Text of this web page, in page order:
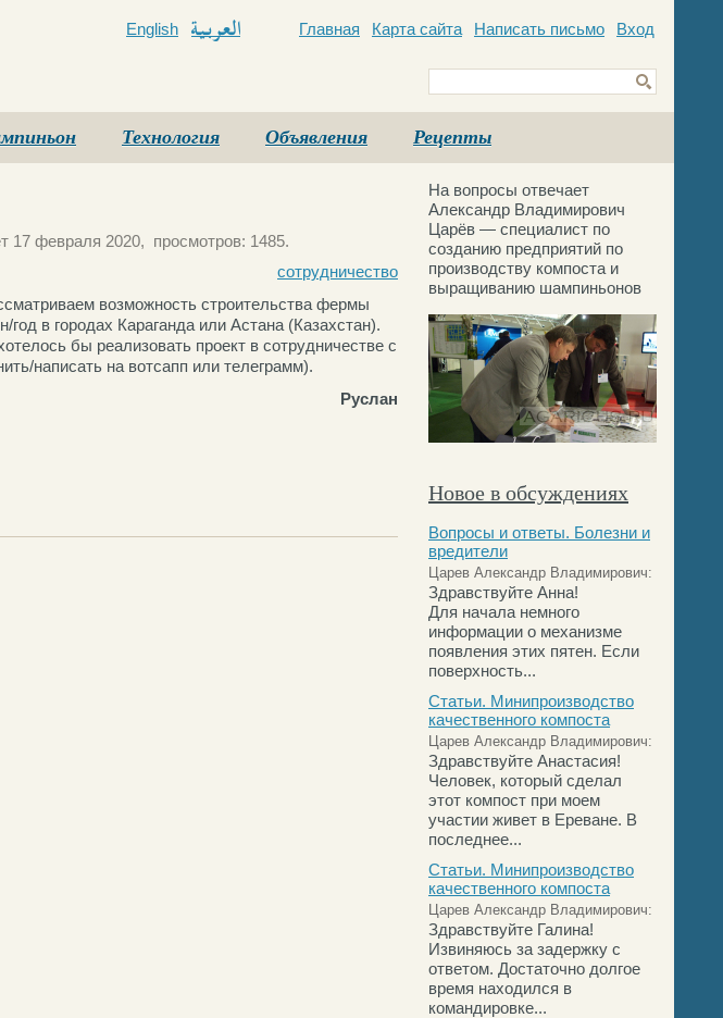
English
Главная Карта сайта Написать письмо Вход
Технология Объявления Рецепты
17 февраля 2020, просмотров: 1485.
сотрудничество
возможность строительства фермы
в городах Караганда или Астана (Казахстан).
бы реализовать проект в сотрудничестве с
написать на вотсапп или телеграмм).
Руслан
На вопросы отвечает
Александр Владимирович
Царёв — специалист по
созданию предприятий по
производству компоста и
выращиванию шампиньонов
Новое в обсуждениях
Вопросы и ответы. Болезни и
вредители
Царев Александр Владимирович:
Здравствуйте Анна!
Для начала немного
информации о механизме
появления этих пятен. Если
поверхность...
Статьи. Минипроизводство
качественного компоста
Царев Александр Владимирович:
Здравствуйте Анастасия!
Человек, который сделал
этот компост при моем
участии живет в Ереване. В
последнее...
Статьи. Минипроизводство
качественного компоста
Царев Александр Владимирович:
Здравствуйте Галина!
Извиняюсь за задержку с
ответом. Достаточно долгое
время находился в
командировке...